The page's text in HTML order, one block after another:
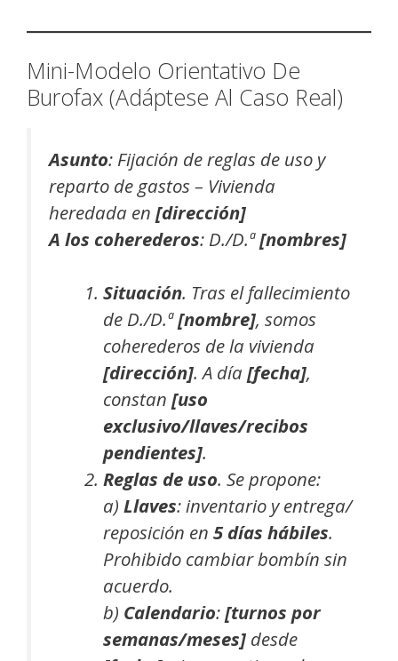
Mini-Modelo Orientativo De
Burofax (Adáptese Al Caso Real)
Asunto: Fijación de reglas de uso y
reparto de gastos – Vivienda
heredada en [dirección]
A los coherederos: D./D.ª[nombres]
Situación. Tras el fallecimiento
de D./D.ª[nombre], somos
coherederos de la vivienda
[dirección]. A día[fecha],
constan[uso
exclusivo/llaves/recibos
pendientes].
Reglas de uso. Se propone:
a)Llaves: inventario y entrega/
reposición en5 días hábiles.
Prohibido cambiar bombín sin
acuerdo.
b) Calendario:[turnos por
semanas/meses] desde